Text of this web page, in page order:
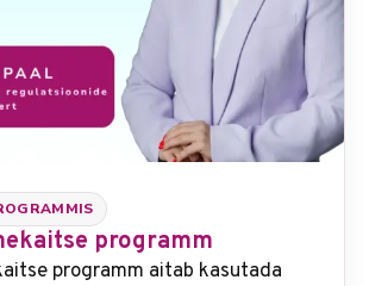
programm
programm aitab kasutada